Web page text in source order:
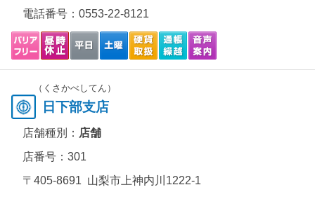
電話番号： 0553-22-8121
（くさかべしてん）
日下部支店
店舗種別： 店舗
店番号：301
〒405-8691 山梨市上神内川1222-1